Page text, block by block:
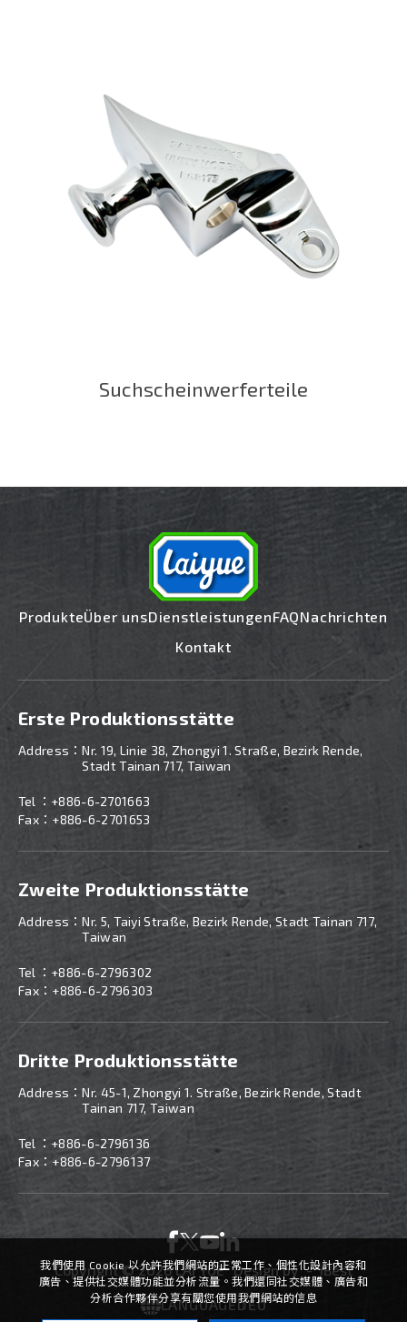
Suchscheinwerferteile
ProdukteÜber unsDienstleistungenFAQNachrichten
Kontakt
Erste Produktionsstätte
Address：Nr. 19, Linie 38, Zhongyi 1. Straße, Bezirk Rende,
Stadt Tainan 717, Taiwan
Tel ： +886-6-2701663
Fax：+886-6-2701653
Zweite Produktionsstätte
Address：Nr. 5, Taiyi Straße, Bezirk Rende, Stadt Tainan 717,
Taiwan
Tel ： +886-6-2796302
Fax：+886-6-2796303
Dritte Produktionsstätte
Address：Nr. 45-1, Zhongyi 1. Straße, Bezirk Rende, Stadt
Tainan 717, Taiwan
Tel ： +886-6-2796136
Fax：+886-6-2796137
Copyright © 2026 LAI YUE Design by -iBest
LANGUAGEDEU
我們使用 Cookie 以允許我們網站的正常工作、個性化設計內容和
廣告、提供社交媒體功能並分析流量。我們還同社交媒體、廣告和
分析合作夥伴分享有關您使用我們網站的信息